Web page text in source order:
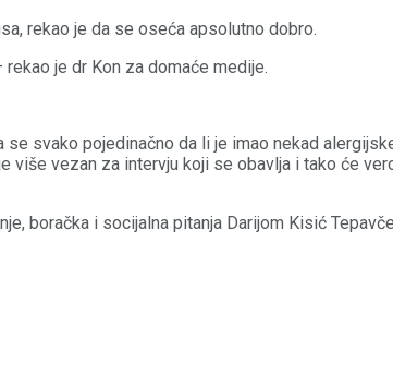
rekao je da se oseća apsolutno dobro.
je dr Kon za domaće medije.
svako pojedinačno da li je imao nekad
vezan za intervju koji se obavlja i tako će
boračka i socijalna pitanja Darijom Kisić